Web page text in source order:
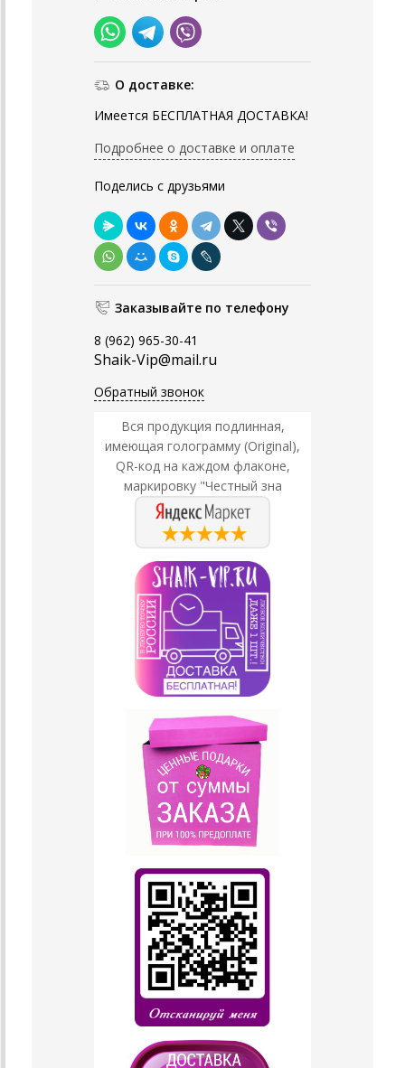
О доставке:
Имеется БЕСПЛАТНАЯ ДОСТАВКА!
Подробнее о доставке и оплате
Поделись с друзьями
Заказывайте по телефону
8 (962) 965-30-41
Shaik-Vip@mail.ru
Обратный звонок
Вся продукция подлинная,
имеющая голограмму (Original),
QR-код на каждом флаконе,
маркировку "Честный зна